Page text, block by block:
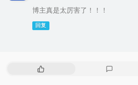
博主真是太厉害了！！！
回复
热